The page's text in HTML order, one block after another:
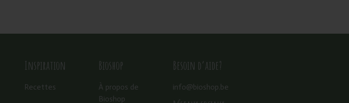
Inspiration
Recettes
Bioshop
À propos de
Bioshop
Besoin d’aide?
info@bioshop.be